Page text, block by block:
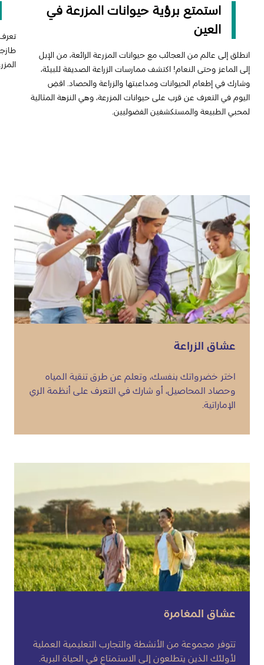
استمتع برؤية حيوانات المزرعة في
العين
انطلق إلى عالم من العجائب مع حيوانات المزرعة الرائعة، من الإبل
إلى الماعز وحتى النعام! اكتشف ممارسات الزراعة الصديقة للبيئة،
وشارك في إطعام الحيوانات ومداعبتها والزراعة والحصاد. اقضِ
اليوم في التعرف عن قرب على حيوانات المزرعة، وهي النزهة المثالية
لمحبي الطبيعة والمستكشفين الفضوليين.
عشاق الزراعة
اختر خضرواتك بنفسك، وتعلم عن طرق تنقية المياه
وحصاد المحاصيل، أو شارك في التعرف على أنظمة الري
الإماراتية.
عشاق المغامرة
تتوفر مجموعة من الأنشطة والتجارب التعليمية العملية
لأولئك الذين يتطلعون إلى الاستمتاع في الحياة البرية.